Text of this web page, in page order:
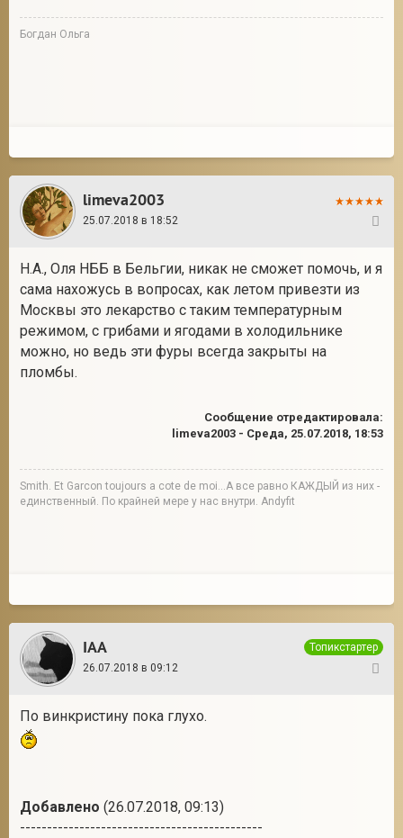
Богдан Ольга
limeva2003
25.07.2018 в 18:52
Н.А., Оля НББ в Бельгии, никак не сможет помочь, и я
сама нахожусь в вопросах, как летом привезти из
Москвы это лекарство с таким температурным
режимом, с грибами и ягодами в холодильнике
можно, но ведь эти фуры всегда закрыты на
пломбы.
Сообщение отредактировала:
limeva2003 - Среда, 25.07.2018, 18:53
Smith. Et Garcon toujours a cote de moi...А все равно КАЖДЫЙ из них -
единственный. По крайней мере у нас внутри. Andyfit
IAA
Топикстартер
26.07.2018 в 09:12
По винкристину пока глухо.
Добавлено (26.07.2018, 09:13)
---------------------------------------------